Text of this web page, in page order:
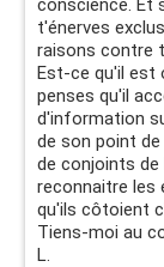
conscience. Et
t'énerves
raisons contre
Est-ce qu'il est
penses qu'il
d'information
de son point de
de conjoints
reconnaitre les
qu'ils côtoient
Tiens-moi au
L.